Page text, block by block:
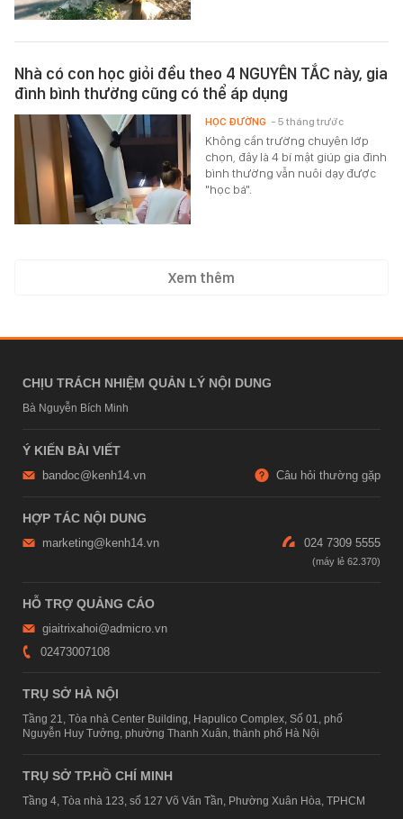
Nhà có con học giỏi đều theo 4 NGUYÊN TẮC này, gia
đình bình thường cũng có thể áp dụng
Không cần trường chuyên lớp
chọn, đây là 4 bí mật giúp gia đình
bình thường vẫn nuôi dạy được
"học bá".
HỌC ĐƯỜNG - 5 tháng trước
Xem thêm
CHỊU TRÁCH NHIỆM QUẢN LÝ NỘI DUNG
Bà Nguyễn Bích Minh
Ý KIẾN BÀI VIẾT
bandoc@kenh14.vn Câu hỏi thường gặp
HỢP TÁC NỘI DUNG
marketing@kenh14.vn 024 7309 5555
HỖ TRỢ QUẢNG CÁO
giaitrixahoi@admicro.vn
02473007108
TRỤ SỞ HÀ NỘI
Tầng 21, Tòa nhà Center Building, Hapulico Complex, Số 01, phố
Nguyễn Huy Tưởng, phường Thanh Xuân, thành phố Hà Nội
TRỤ SỞ TP.HỒ CHÍ MINH
Tầng 4, Tòa nhà 123, số 127 Võ Văn Tần, Phường Xuân Hòa, TPHCM